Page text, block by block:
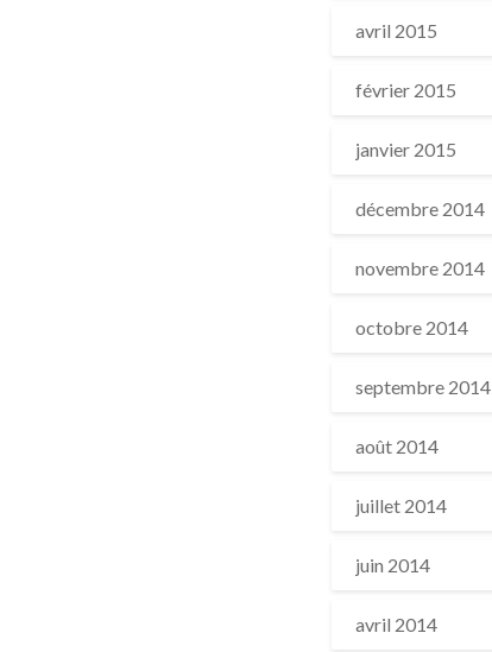
avril 2015
février 2015
janvier 2015
décembre 2014
novembre 2014
octobre 2014
septembre 2014
août 2014
juillet 2014
juin 2014
avril 2014